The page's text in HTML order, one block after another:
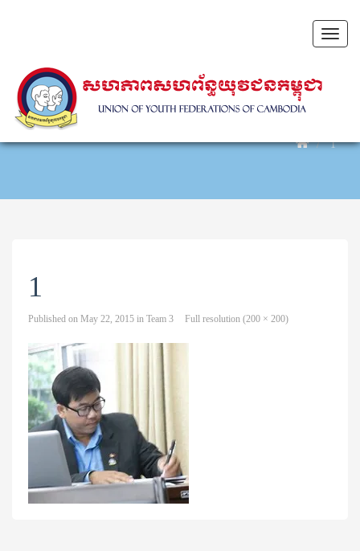
Toggle
1
1
Published on May 22, 2015 in Team 3 Full resolution (200 × 200)